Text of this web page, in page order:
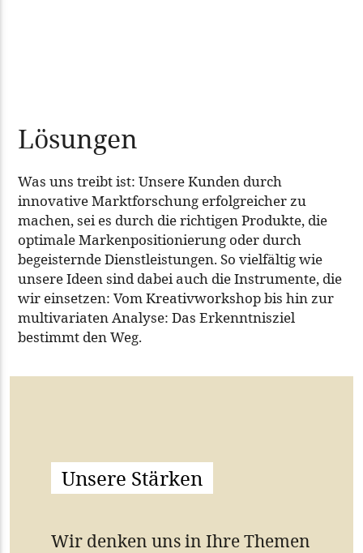
Lösungen
Was uns treibt ist: Unsere Kunden durch
innovative Marktforschung erfolgreicher zu
machen, sei es durch die richtigen Produkte, die
optimale Markenpositionierung oder durch
begeisternde Dienstleistungen. So vielfältig wie
unsere Ideen sind dabei auch die Instrumente, die
wir einsetzen: Vom Kreativworkshop bis hin zur
multivariaten Analyse: Das Erkenntnisziel
bestimmt den Weg.
Unsere Stärken
Wir denken uns in Ihre Themen